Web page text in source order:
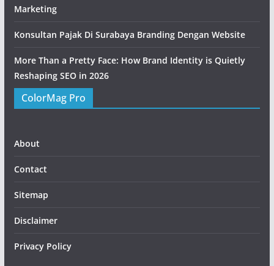
Marketing
Konsultan Pajak Di Surabaya Branding Dengan Website
More Than a Pretty Face: How Brand Identity is Quietly
Reshaping SEO in 2026
ColorMag Pro
About
Contact
Sitemap
Disclaimer
Privacy Policy